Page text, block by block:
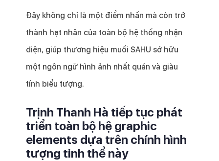
Đây không chỉ là một điểm nhấn mà còn trở
thành hạt nhân của toàn bộ hệ thống nhận
diện, giúp thương hiệu muối SAHU sở hữu
một ngôn ngữ hình ảnh nhất quán và giàu
tính biểu tượng.
Trịnh Thanh Hà tiếp tục phát
triển toàn bộ hệ graphic
elements dựa trên chính hình
tượng tinh thể này